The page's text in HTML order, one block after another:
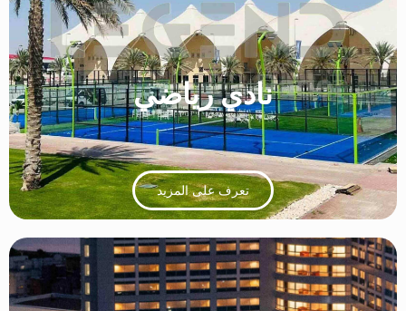
نادي رياضي
تعرف على المزيد